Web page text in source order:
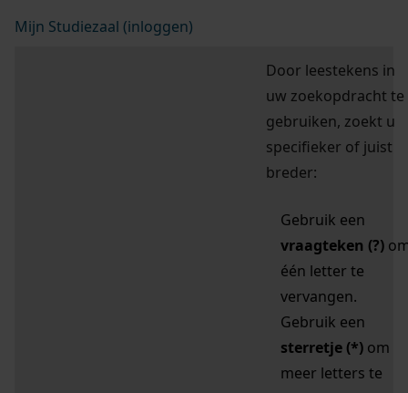
Mijn Studiezaal (inloggen)
Door leestekens in
uw zoekopdracht te
gebruiken, zoekt u
specifieker of juist
breder:
Gebruik een
vraagteken (?)
één letter te
vervangen.
Gebruik een
sterretje (*) om
meer letters te